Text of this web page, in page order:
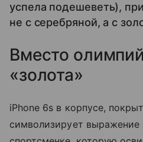
успела подешеветь),
не с серебряной, а с
Вместо
«золота»
iPhone 6s в корпусе,
символизирует